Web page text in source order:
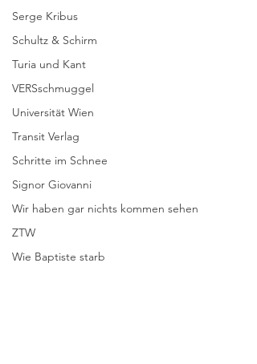
Serge Kribus
Schultz & Schirm
Turia und Kant
VERSschmuggel
Universität Wien
Transit Verlag
Schritte im Schnee
Signor Giovanni
Wir haben gar nichts kommen sehen
ZTW
Wie Baptiste starb